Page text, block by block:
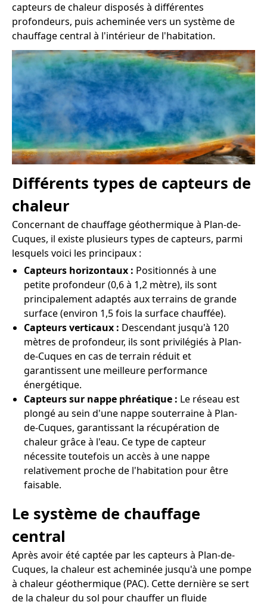
capteurs de chaleur disposés à différentes
profondeurs, puis acheminée vers un système de
chauffage central à l'intérieur de l'habitation.
Différents types de capteurs de
chaleur
Concernant de chauffage géothermique à Plan-de-
Cuques, il existe plusieurs types de capteurs, parmi
lesquels voici les principaux :
Capteurs horizontaux : Positionnés à une
petite profondeur (0,6 à 1,2 mètre), ils sont
principalement adaptés aux terrains de grande
surface (environ 1,5 fois la surface chauffée).
Capteurs verticaux : Descendant jusqu'à 120
mètres de profondeur, ils sont privilégiés à Plan-
de-Cuques en cas de terrain réduit et
garantissent une meilleure performance
énergétique.
Capteurs sur nappe phréatique : Le réseau est
plongé au sein d'une nappe souterraine à Plan-
de-Cuques, garantissant la récupération de
chaleur grâce à l'eau. Ce type de capteur
nécessite toutefois un accès à une nappe
relativement proche de l'habitation pour être
faisable.
Le système de chauffage
central
Après avoir été captée par les capteurs à Plan-de-
Cuques, la chaleur est acheminée jusqu'à une pompe
à chaleur géothermique (PAC). Cette dernière se sert
de la chaleur du sol pour chauffer un fluide